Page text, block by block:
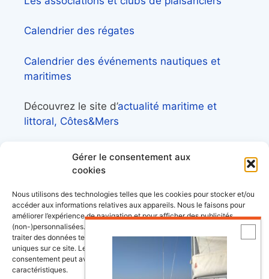
Gérer le consentement aux
cookies
Nous utilisons des technologies telles que les cookies pour stocker et/ou
accéder aux informations relatives aux appareils. Nous le faisons pour
améliorer l’expérience de navigation et pour afficher des publicités
(non-)personnalisées. Consentir à ces technologies nous autorisera à
traiter des données telles que le comportement de navigation ou les ID
uniques sur ce site. Le fait de ne pas consentir ou de retirer son
consentement peut avoir un effet négatif sur certaines fonctonnalités et
caractéristiques.
Calendrier des régates
Calendrier des événements nautiques et
maritimes
Découvrez le site d’actualité maritime et
littoral, Côtes&Mers
Annuaire des professionnels du nautisme et
de la plaisance
Découvrez nos dossiers
Lexique de la mer et des bateaux